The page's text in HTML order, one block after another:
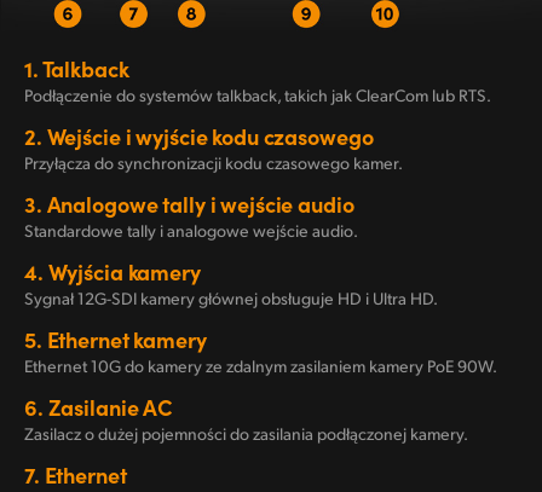
1.Talkback
Podłączenie do systemów talkback, takich jak ClearCom lub RTS.
2. Wejście i wyjście kodu czasowego
Przyłącza do synchronizacji kodu czasowego kamer.
3. Analogowe tally i wejście audio
Standardowe tally i analogowe wejście audio.
4. Wyjścia kamery
Sygnał 12G-SDI kamery głównej obsługuje HD i Ultra HD.
5. Ethernet kamery
Ethernet 10G do kamery ze zdalnym zasilaniem kamery PoE 90W.
6. Zasilanie AC
Zasilacz o dużej pojemności do zasilania podłączonej kamery.
7. Ethernet